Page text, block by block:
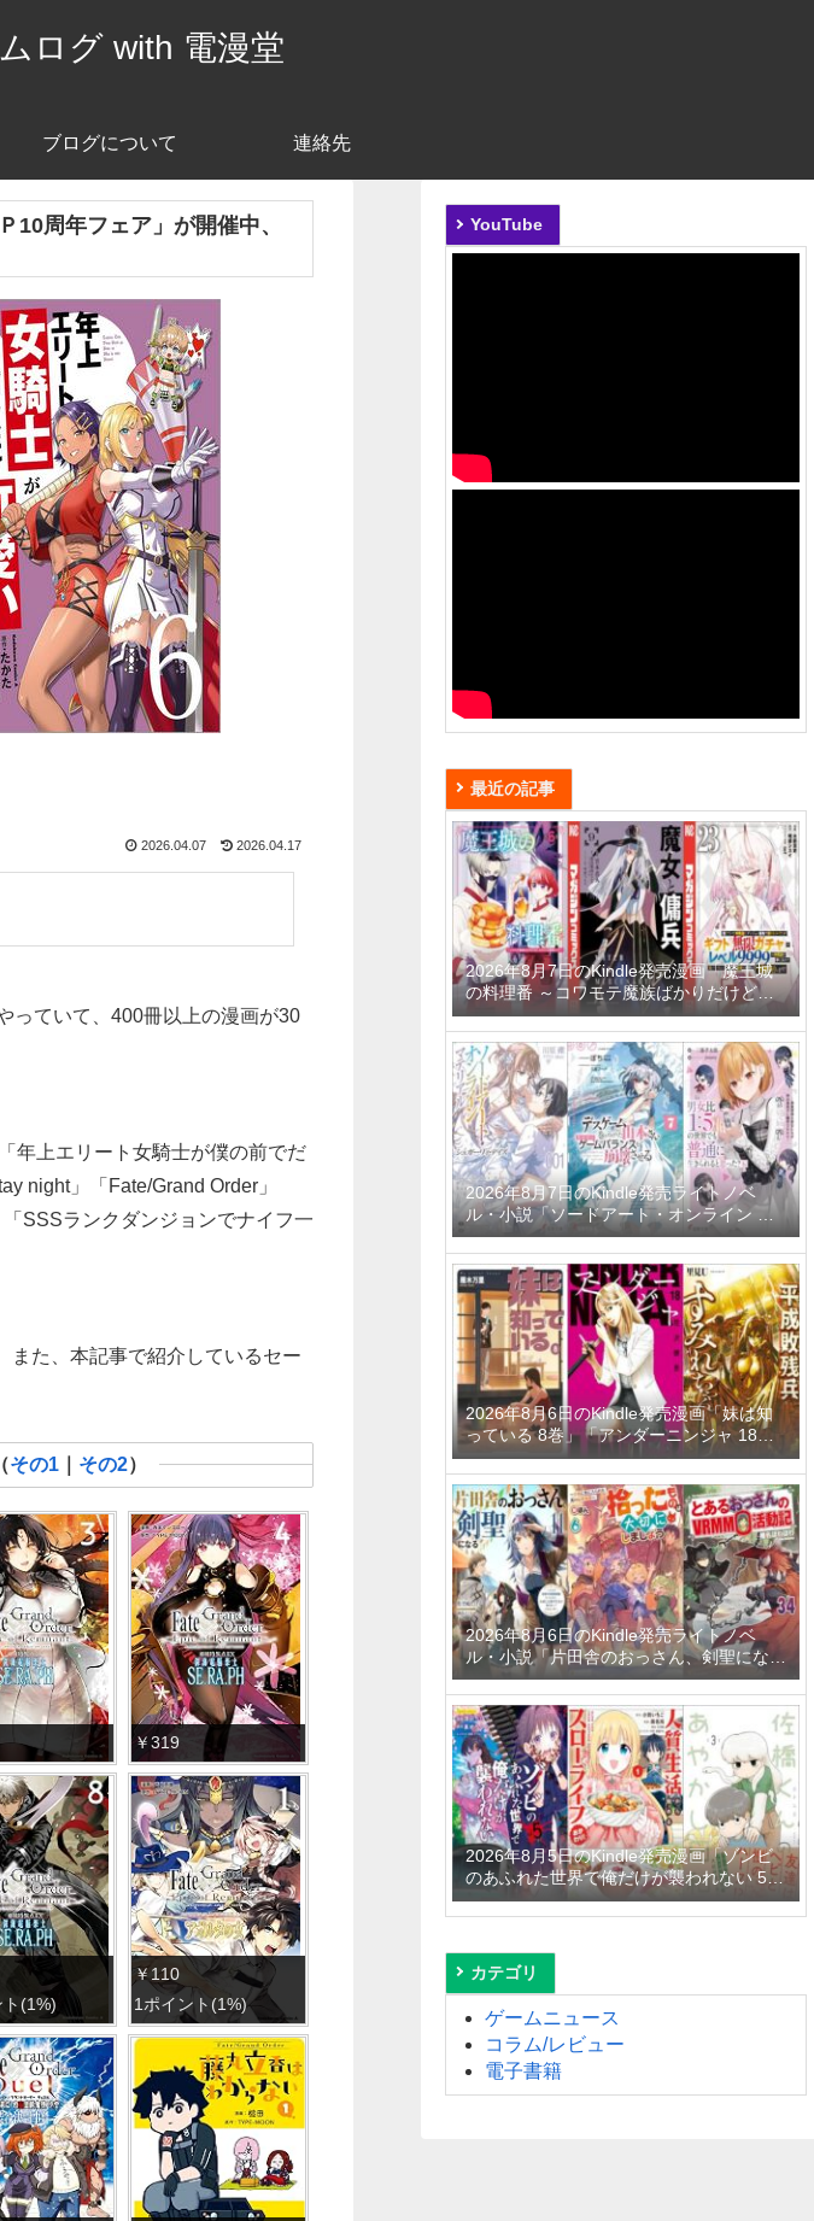
ログ with 電漫堂
ブログについて 連絡先
10周年フェア」が開催中、
2026.04.07 2026.04.17
っていて、400冊以上の漫画が30
年上エリート女騎士が僕の前でだ
night」「Fate/Grand Order」
SSSランクダンジョンでナイフ一
また、本記事で紹介しているセー
その1 その2）
￥319
(1%)
￥110
1ポイント(1%)
YouTube
最近の記事
2026年8月7日のKindle発売漫画「魔王城
の料理番 ～コワモテ魔族ばかりだけど、
ホワイトな職場です～ 6巻」「魔女と傭兵
9巻」「信じていた仲間達にダンジョン奥
地で殺されかけたがギフト『無限ガチャ』
でレベル9999の仲間達を手に入れて元パ
ーティーメンバーと世界に復讐＆『ざま
ぁ！』します！ 23巻」など
2026年8月7日のKindle発売ライトノベ
ル・小説「ソードアート・オンライン マ
テリアル1 シュガーリィ・デイズ」「デス
ゲームに巻き込まれた山本さん、気ままに
ゲームバランスを崩壊させる 7巻」「男女
比1：5の世界でも普通に生きられると思
った？6 ～激重感情な彼女たちが無自覚男
子に翻弄されたら～」など
2026年8月6日のKindle発売漫画「妹は知
っている 8巻」「アンダーニンジャ 18
巻」「平成敗残兵すみれちゃん 11巻」な
ど
2026年8月6日のKindle発売ライトノベ
ル・小説「片田舎のおっさん、剣聖になる
11 ～ただの田舎の剣術師範だったのに、
大成した弟子たちが俺を放ってくれない件
～」「拾ったものは大切にしましょう ～
子狼に気に入られた男の転移物語～ 6巻」
「とあるおっさんのVRMMO活動記 34
巻」など
2026年8月5日のKindle発売漫画「ゾンビ
のあふれた世界で俺だけが襲われない 5
巻」「人質生活から始めるスローライフ
おかわり！ 1巻」「佐橋くんのあやかし日
カテゴリ
ゲームニュース
コラム/レビュー
電子書籍